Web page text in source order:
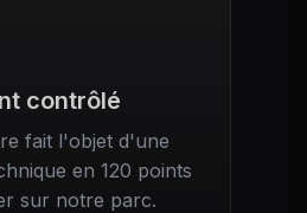
contrôlé
fait l'objet d'une
en 120 points
sur notre parc.